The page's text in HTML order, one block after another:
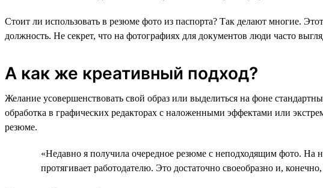
Стоит ли использовать в резюме фото из паспорта? Так делают многие.
должность. Не секрет, что на фотографиях для документов люди часто
А как же креативный подход?
Желание усовершенствовать свой образ или выделиться на фоне
обработка в графических редакторах с наложенными эффектами или
резюме.
«Недавно я получила очередное резюме с неподходящим фото. На
протягивает работодателю. Это достаточно своеобразно и,